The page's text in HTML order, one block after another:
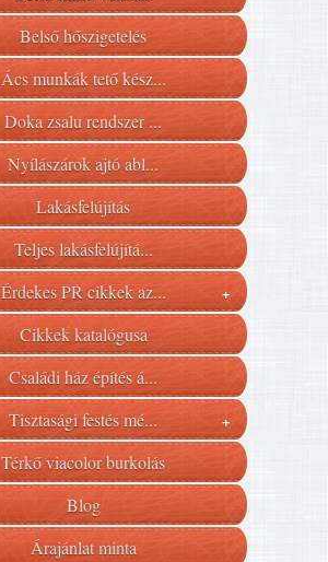
Belső hőszigetelés
Ács munkák tető kész...
Doka zsalu rendszer ...
Nyílászárok ajtó abl...
Lakásfelújítás
Teljes lakásfelújítá...
Érdekes PR cikkek az...
+
Cikkek katalógusa
Családi ház építés á...
Tisztasági festés mé...
+
Térkő viacolor burkolás
Blog
Árajánlat minta